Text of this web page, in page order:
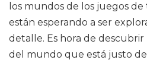
los mundos de los juegos
están esperando a ser
detalle. Es hora de
del mundo que está justo